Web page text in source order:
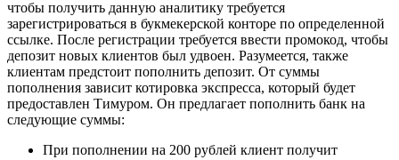
чтобы получить данную аналитику требуется
зарегистрироваться в букмекерской конторе по определенной
ссылке. После регистрации требуется ввести промокод, чтобы
депозит новых клиентов был удвоен. Разумеется, также
клиентам предстоит пополнить депозит. От суммы
пополнения зависит котировка экспресса, который будет
предоставлен Тимуром. Он предлагает пополнить банк на
следующие суммы:
При пополнении на 200 рублей клиент получит